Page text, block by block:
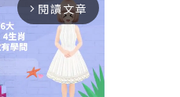
arrow_forward_ios 閱讀文章